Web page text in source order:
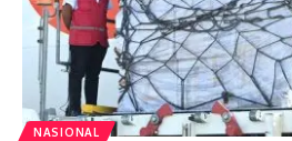
NASIONAL